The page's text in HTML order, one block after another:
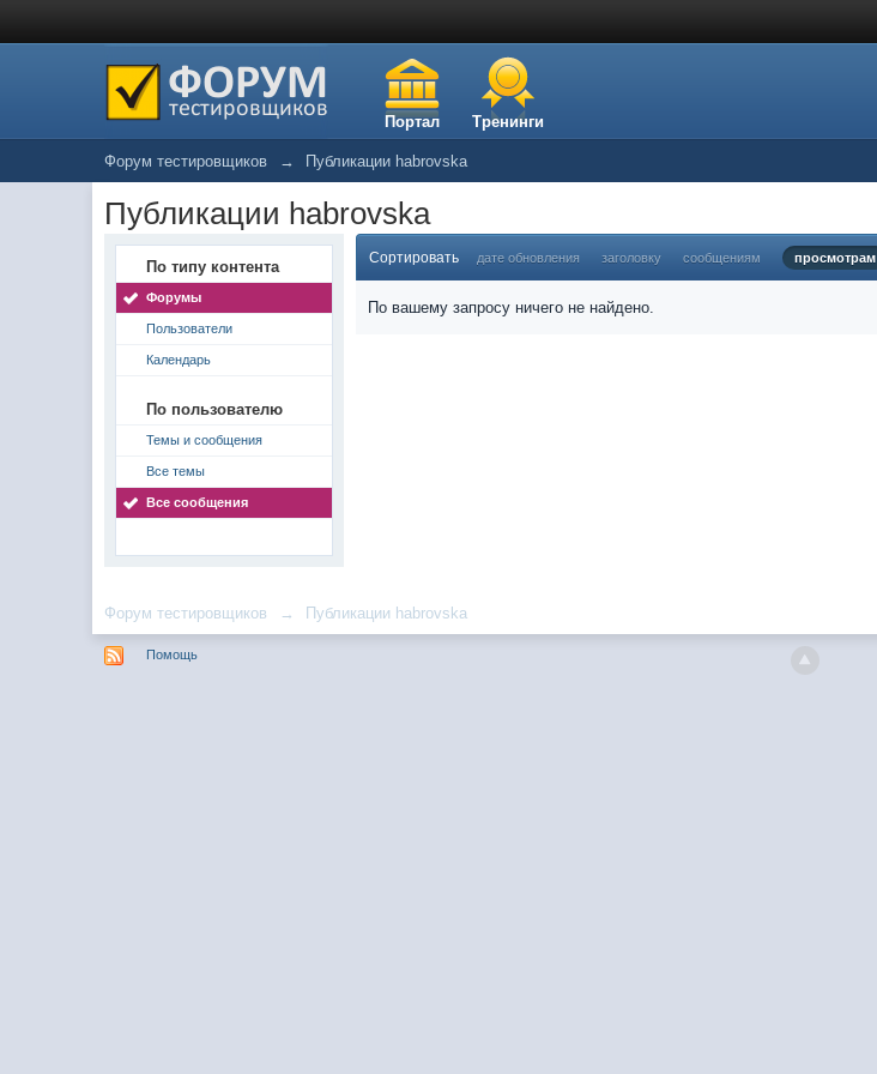
Портал Тренинги
Форум тестировщиков → Публикации habrovska
Публикации habrovska
По типу контента
Форумы
Пользователи
Календарь
По пользователю
Темы и сообщения
Все темы
Все сообщения
Сортировать дате обновления заголовку сообщениям просмотрам
По вашему запросу ничего не найдено.
Форум тестировщиков → Публикации habrovska
Помощь